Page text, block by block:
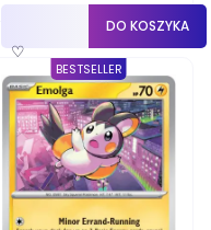
♡
DO KOSZYKA
BESTSELLER